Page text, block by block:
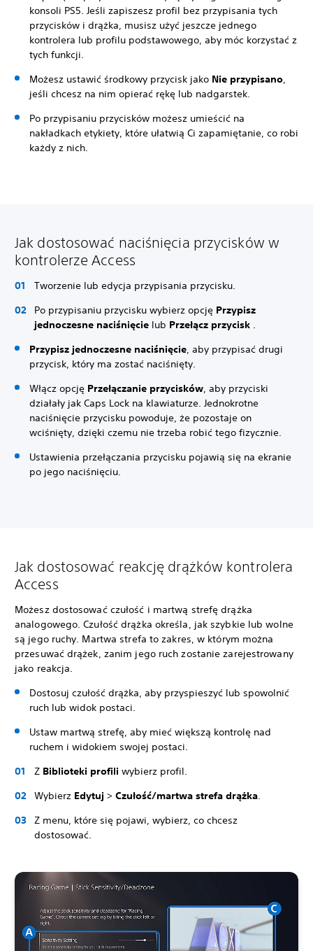
konsoli PS5. Jeśli zapiszesz profil bez przypisania tych
przycisków i drążka, musisz użyć jeszcze jednego
kontrolera lub profilu podstawowego, aby móc korzystać z
tych funkcji.
Możesz ustawić środkowy przycisk jako Nie przypisano
jeśli chcesz na nim opierać rękę lub nadgarstek.
Po przypisaniu przycisków możesz umieścić na
nakładkach etykiety, które ułatwią Ci zapamiętanie, co robi
każdy z nich.
Jak dostosować naciśnięcia przycisków w
kontrolerze Access
Tworzenie lub edycja przypisania przycisku.
Po przypisaniu przycisku wybierz opcję Przypisz
jednoczesne naciśnięcie lub Przełącz przycisk
Przypisz jednoczesne naciśnięcie , aby przypisać drugi
przycisk, który ma zostać naciśnięty.
Włącz opcję Przełączanie przycisków , aby przyciski
działały jak Caps Lock na klawiaturze. Jednokrotne
naciśnięcie przycisku powoduje, że pozostaje on
wciśnięty, dzięki czemu nie trzeba robić tego fizycznie.
Ustawienia przełączania przycisku pojawią się na ekranie
po jego naciśnięciu.
Jak dostosować reakcję drążków kontrolera
Access
Możesz dostosować czułość i martwą strefę drążka
analogowego. Czułość drążka określa, jak szybkie lub wolne
są jego ruchy. Martwa strefa to zakres, w którym można
przesuwać drążek, zanim jego ruch zostanie zarejestrowany
jako reakcja.
Dostosuj czułość drążka, aby przyspieszyć lub spowolnić
ruch lub widok postaci.
Ustaw martwą strefę, aby mieć większą kontrolę nad
ruchem i widokiem swojej postaci.
Z Biblioteki profili wybierz profil.
Wybierz Edytuj > Czułość/martwa strefa drążka
Z menu, które się pojawi, wybierz, co chcesz
dostosować.